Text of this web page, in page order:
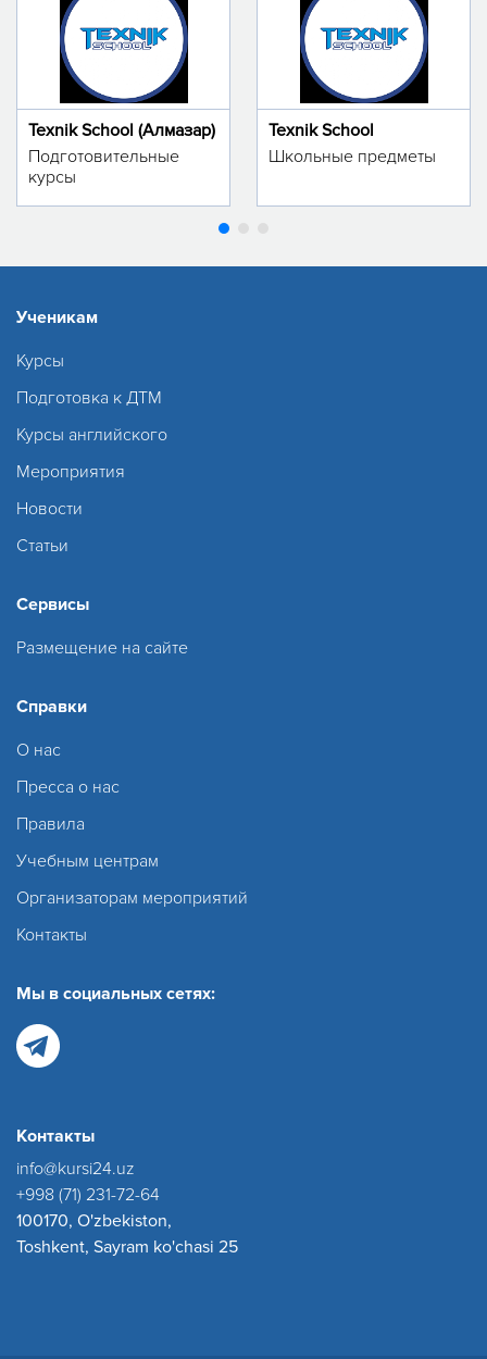
Texnik School (Алмазар)
Подготовительные
курсы
Texnik School
Школьные предметы
Ученикам
Курсы
Подготовка к ДТМ
Курсы английского
Мероприятия
Новости
Статьи
Сервисы
Размещение на сайте
Справки
О нас
Пресса о нас
Правила
Учебным центрам
Организаторам мероприятий
Контакты
Мы в социальных сетях:
Контакты
info@kursi24.uz
+998 (71) 231-72-64
100170, O'zbekiston,
Toshkent, Sayram ko'chasi 25